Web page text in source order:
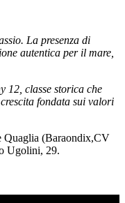
La presenza di
autentica per il mare,
12, classe storica che
fondata sui valori
Quaglia (Baraondix,CV
Ugolini, 29.